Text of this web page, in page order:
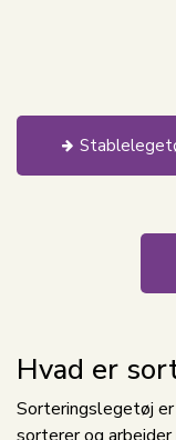
Hvad er
Sorteringslegetøj